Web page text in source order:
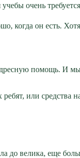
очень
когда он есть.
помощь. И
или
до велика, еще